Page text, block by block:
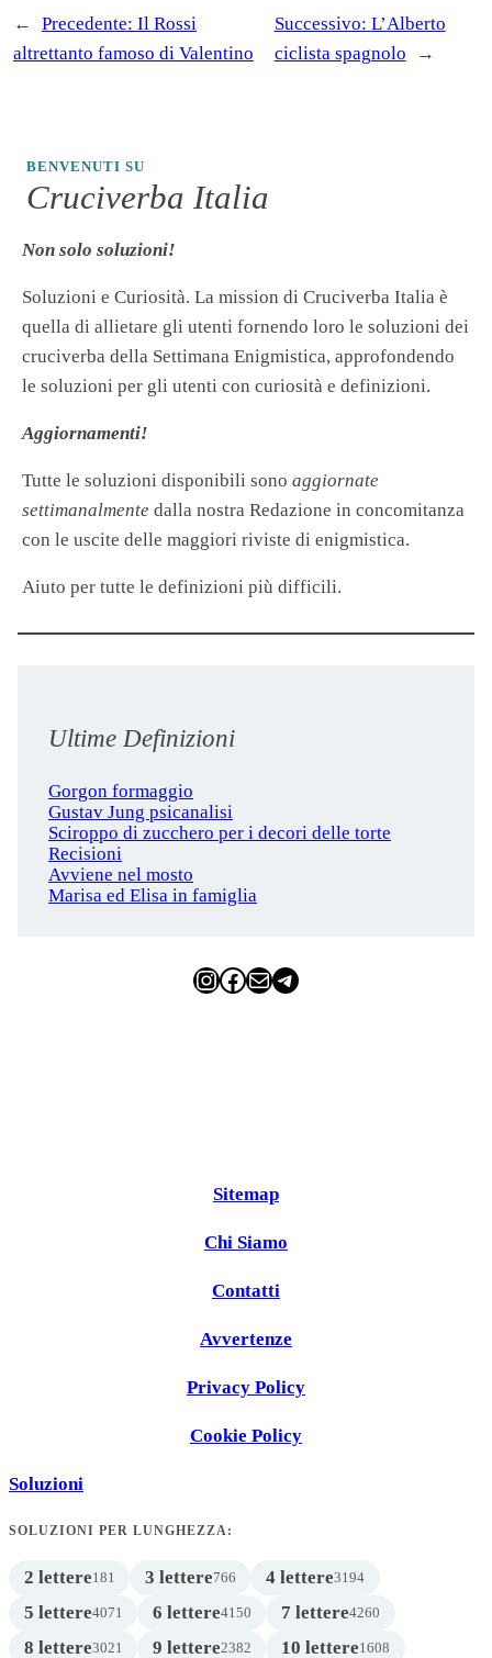
← Precedente: Il Rossi
altrettanto famoso di Valentino
Successivo: L’Alberto
ciclista spagnolo
→
BENVENUTI SU
Cruciverba Italia
Non solo soluzioni!
Soluzioni e Curiosità. La mission di Cruciverba Italia è
quella di allietare gli utenti fornendo loro le soluzioni dei
cruciverba della Settimana Enigmistica, approfondendo
le soluzioni per gli utenti con curiosità e definizioni.
Aggiornamenti!
Tutte le soluzioni disponibili sono aggiornate
settimanalmente dalla nostra Redazione in concomitanza
con le uscite delle maggiori riviste di enigmistica.
Aiuto per tutte le definizioni più difficili.
Ultime Definizioni
Gorgon formaggio
Gustav Jung psicanalisi
Sciroppo di zucchero per i decori delle torte
Recisioni
Avviene nel mosto
Marisa ed Elisa in famiglia
InstagramFacebook Email Telegram
Sitemap
Chi Siamo
Contatti
Avvertenze
Privacy Policy
Cookie Policy
Soluzioni
SOLUZIONI PER LUNGHEZZA:
2 lettere181 3 lettere766 4 lettere3194
5 lettere4071 6 lettere4150 7 lettere4260
8 lettere3021 9 lettere2382 10 lettere1608